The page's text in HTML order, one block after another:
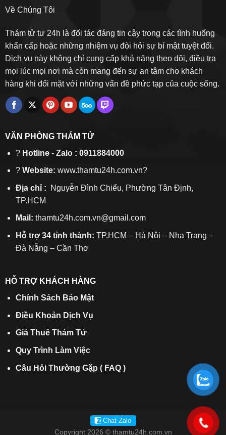
Về Chúng Tôi
Thám tử tư 24h là đối tác đáng tin cậy trong các tình huống
khẩn cấp hoặc những nhiệm vụ đòi hỏi sự bí mật tuyệt đối.
Dịch vụ này không chỉ cung cấp khả năng theo dõi, điều tra
mọi lúc mọi nơi mà còn mang đến sự an tâm cho khách
hàng khi đối mặt với những vấn đề phức tạp của cuộc sống.
VĂN PHÒNG THÁM TỬ
? Hotline - Zalo : 0911884000
? Website: www.thamtu24h.com.vn?
Địa chỉ :
Nguyễn Đình Chiểu, Phường Tân Định,
TP.HCM
Mail: thamtu24h.com.vn@gmail.com
Hỗ trợ 34 tỉnh thành: TP.HCM – Hà Nội – Nha Trang –
Đà Nẵng – Cần Thơ
HỖ TRỢ KHÁCH HÀNG
Chính Sách Bảo Mật
Điều Khoản Dịch Vụ
Giá Thuê Thám Tử
Quy Trình Làm Việc
Câu Hỏi Thường Gặp ( FAQ )
Chat Zalo
Copyright 2026 © thamtu24h.com.vn